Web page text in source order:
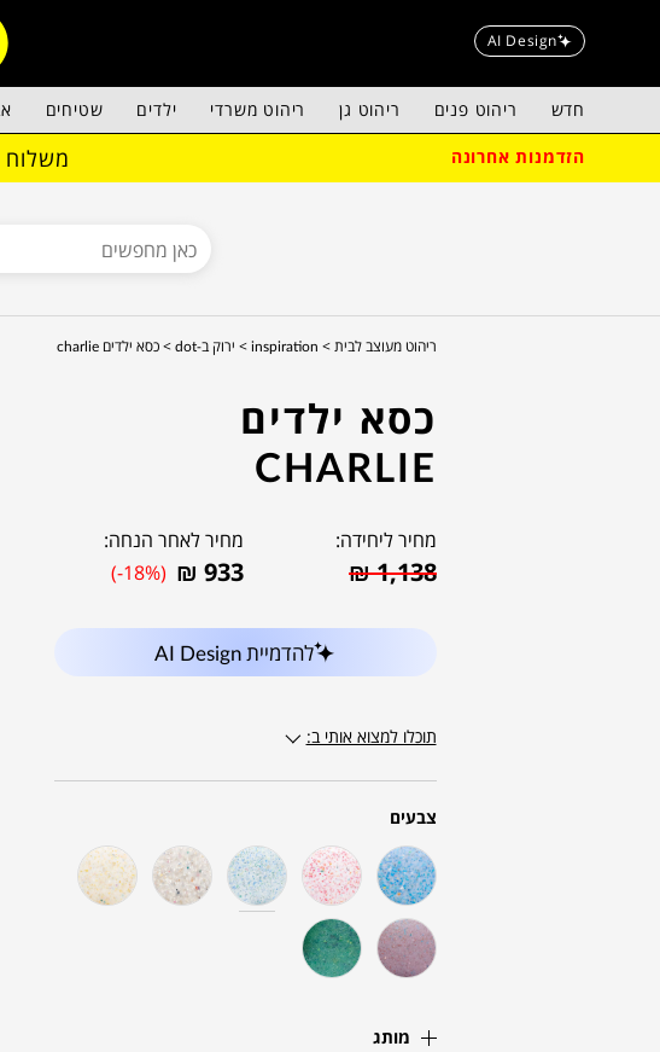
AI Design
חדש ריהוט פנים ריהוט גן ריהוט משרדי ילדים שטיחים
הזדמנות אחרונה משלוח
ריהוט מעוצב לבית > inspiration > ירוק ב-dot > כסא ילדים charlie
כסא ילדים
CHARLIE
מחיר ליחידה:
₪1,138
מחיר לאחר הנחה:
₪ 933
(-18%)
להדמיית AI Design
תוכלו למצוא אותי ב:
צבעים
מותג